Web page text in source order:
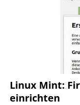
Linux Mint:
einrichten